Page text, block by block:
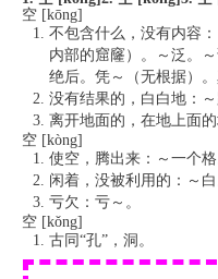
空 [kōng]
不包含什么，没有内容
内部的窟窿）。～泛。
绝后。凭～（无根据）
没有结果的，白白地：
离开地面的，在地上面
空 [kòng]
使空，腾出来：～一个格
闲着，没被利用的：～
亏欠：亏～。
空 [kǒng]
古同“孔”，洞。